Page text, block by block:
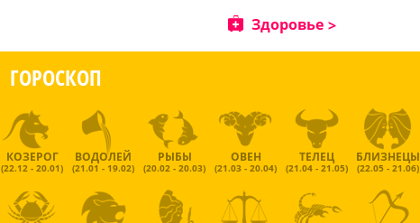
Здоровье
ГОРОСКОП
КОЗЕРОГ
(22.12 - 20.01)
ВОДОЛЕЙ
(21.01 - 19.02)
РЫБЫ
(20.02 - 20.03)
ОВЕН
(21.03 - 20.04)
ТЕЛЕЦ
(21.04 - 21.05)
БЛИЗНЕЦЫ
(22.05 - 21.06)